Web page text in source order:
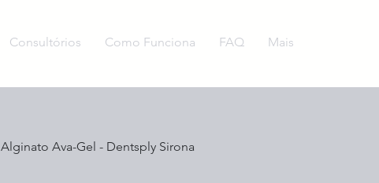
Consultórios Como Funciona FAQ Mais
Alginato Ava-Gel - Dentsply Sirona